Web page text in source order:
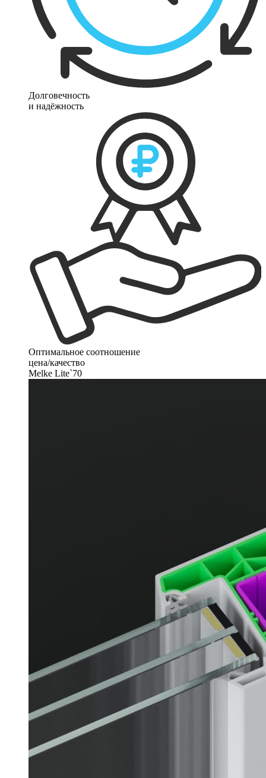
Долговечность
и надёжность
Оптимальное соотношение
цена/качество
Melke Lite`70